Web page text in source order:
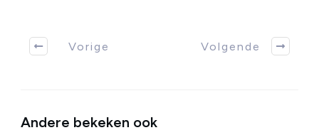
Vorige Volgende
Andere bekeken ook